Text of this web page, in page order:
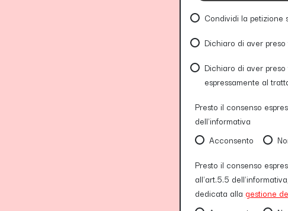
Condividi la petizione
Dichiaro di aver
Dichiaro di aver preso
espressamente al
Presto il consenso
dell'informativa
Acconsento
Presto il consenso
all'art.5.5
dedicata alla gestione